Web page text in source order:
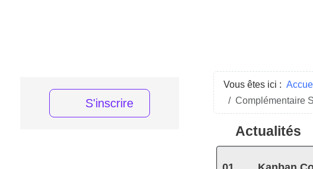
S'inscrire
Vous êtes ici :
Complémentaire
Actualités